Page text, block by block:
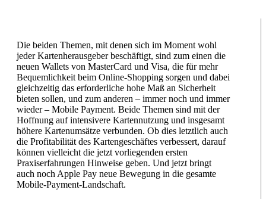
Die beiden Themen, mit denen sich im Moment wohl
jeder Kartenherausgeber beschäftigt, sind zum einen die
neuen Wallets von MasterCard und Visa, die für mehr
Bequemlichkeit beim Online-Shopping sorgen und dabei
gleichzeitig das erforderliche hohe Maß an Sicherheit
bieten sollen, und zum anderen – immer noch und immer
wieder – Mobile Payment. Beide Themen sind mit der
Hoffnung auf intensivere Kartennutzung und insgesamt
höhere Kartenumsätze verbunden. Ob dies letztlich auch
die Profitabilität des Kartengeschäftes verbessert, darauf
können vielleicht die jetzt vorliegenden ersten
Praxiserfahrungen Hinweise geben. Und jetzt bringt
auch noch Apple Pay neue Bewegung in die gesamte
Mobile-Payment-Landschaft.